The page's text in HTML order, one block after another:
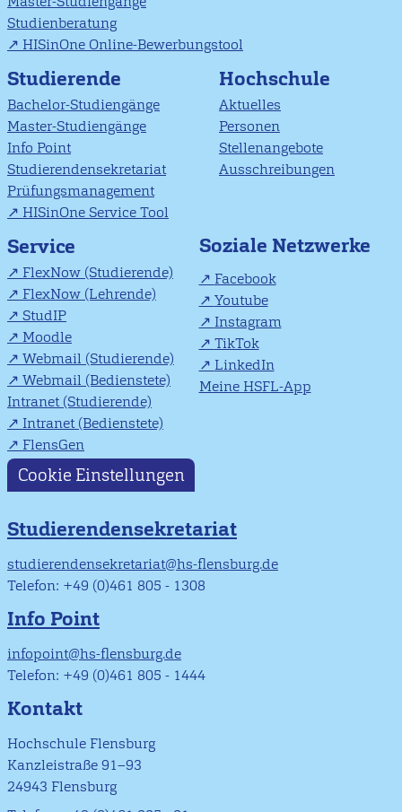
Studienberatung
HISinOne Online-Bewerbungstool
Studierende
Bachelor-Studiengänge
Master-Studiengänge
Info Point
Studierendensekretariat
Prüfungsmanagement
HISinOne Service Tool
Hochschule
Aktuelles
Personen
Stellenangebote
Ausschreibungen
Service
FlexNow (Studierende)
FlexNow (Lehrende)
StudIP
Moodle
Webmail (Studierende)
Webmail (Bedienstete)
Intranet (Studierende)
Intranet (Bedienstete)
FlensGen
Soziale Netzwerke
Facebook
Youtube
Instagram
TikTok
LinkedIn
Meine HSFL-App
Cookie Einstellungen
Studierendensekretariat
studierendensekretariat@hs-flensburg.de
Telefon: +49 (0)461 805 - 1308
Info Point
infopoint@hs-flensburg.de
Telefon: +49 (0)461 805 - 1444
Kontakt
Hochschule Flensburg
Kanzleistraße 91–93
24943 Flensburg